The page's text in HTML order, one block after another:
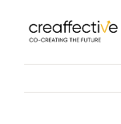
Inhalt
springen